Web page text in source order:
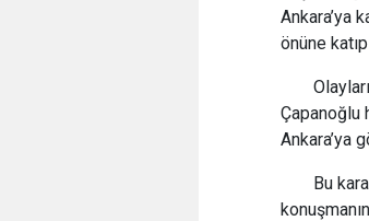
Ankara’ya
önüne
Çapanoğlu
Ankara’ya
Bu